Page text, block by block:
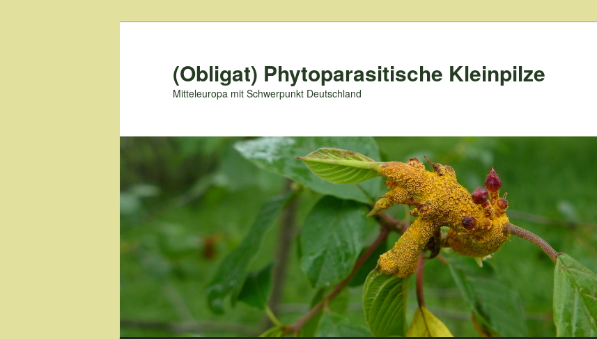
(Obligat) Phytoparasitische Kleinpilze
Mitteleuropa mit Schwerpunkt Deutschland